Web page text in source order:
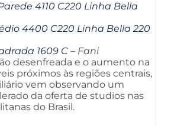
4110 C220 Linha Bella
4400 C220 Linha Bella 220
1609 C – Fani
desenfreada e o aumento na
próximos às regiões centrais,
vem observando um
da oferta de studios nas
do Brasil.